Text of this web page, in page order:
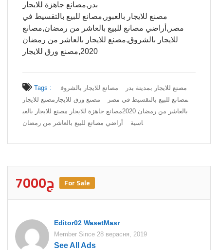
بدر,مصانع جاهزة للايجار
مصنع للايجار بالعبور,مصانع للبيع بالتقسيط في
مصر,أراضي مصانع للبيع بالعاشر من رمضان,مصانع
للايجار بالشروق,مصنع للايجار بالعاشر من رمضان
2020,مصنع ورق للايجار
Tags : مصنع للايجار بمدينة بدر
مصانع للايجار بالشروق
مصانع للبيع بالتقسيط في مصر
مصنع ورق للايجار مصنع للايجار
بالعاشر من رمضان 2020
مصانع جاهزة للايجار مصنع للايجار بالعب
اسية
أراضي مصانع للبيع بالعاشر من رمضان
7000ج For Sale
Editor02 WasetMasr
Member Since 28 верасня, 2019
See All Ads